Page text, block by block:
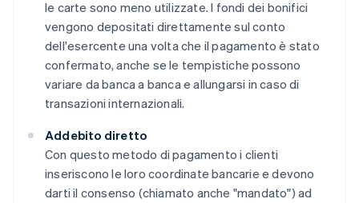
le carte sono meno utilizzate. I fondi dei bonifici
vengono depositati direttamente sul conto
dell'esercente una volta che il pagamento è stato
confermato, anche se le tempistiche possono
variare da banca a banca e allungarsi in caso di
transazioni internazionali.
Addebito diretto
Con questo metodo di pagamento i clienti
inseriscono le loro coordinate bancarie e devono
darti il consenso (chiamato anche "mandato") ad